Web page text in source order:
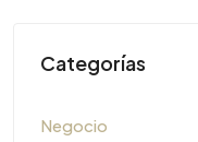
Categorías
Negocio